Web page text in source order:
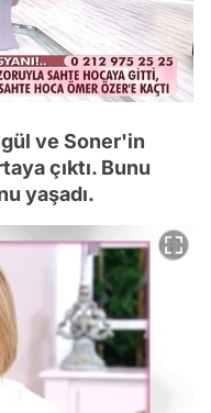
ve Soner'in
çıktı. Bunu
yaşadı.